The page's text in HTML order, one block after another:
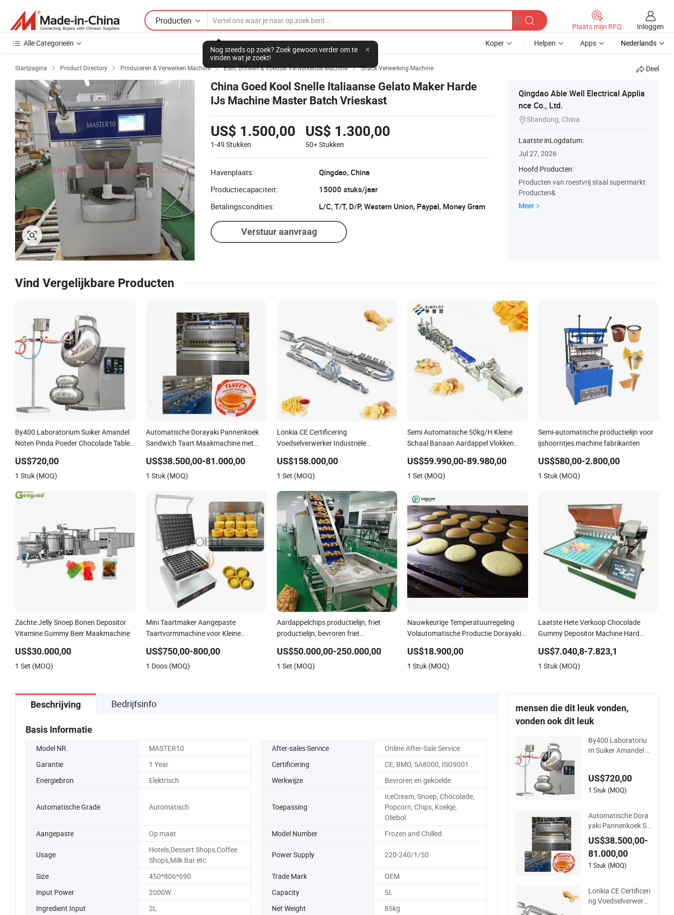
Producten
Nog steeds op zoek? Zoek gewoon verder om te
vinden wat je zoekt!
Plaats mijn RFQ
Inloggen
Alle Categorieën
Koper Helpen Apps Nederlands
Startpagina  Product Directory  Produceren & Verwerken Machine  Eten, Drinken & Voedsel Verwerkende Machine  Snack Verwerking Machine Deel
China Goed Kool Snelle Italiaanse Gelato Maker Harde
IJs Machine Master Batch Vrieskast
US$ 1.500,00
1-49 Stukken
US$ 1.300,00
50+Stukken
Havenplaats:
Qingdao, China
Productiecapaciteit:
15000 stuks/jaar
Betalingscondities:
L/C, T/T, D/P, Western Union, Paypal, Money Gram
Verstuur aanvraag
Qingdao Able Well Electrical Applia
nce Co., Ltd.
Shandong, China
Laatste inLogdatum:
Jul 27, 2026
Hoofd Producten:
Producten van roestvrij staal supermarkt
Producten&
Meer
Vind Vergelijkbare Producten
By400 Laboratorium Suiker Amandel
Noten Pinda Poeder Chocolade Tablet
US$720,00
1 Stuk (MOQ)
Automatische Dorayaki Pannenkoek
Sandwich Taart Maakmachine met
US$38.500,00-81.000,00
1 Stuk (MOQ)
Lonkia CE Certificering
Voedselverwerker Industriële
Frietproductielijn
US$158.000,00
1 Set (MOQ)
Semi Automatische 50kg/H Kleine
Schaal Banaan Aardappel Vlokken
Verwerkingsinstallatie Bevroren Friet
Lijn
US$59.990,00-89.980,00
1 Set (MOQ)
Semi-automatische productielijn voor
ijshoorntjes machine fabrikanten
US$580,00-2.800,00
1 Stuk (MOQ)
Zachte Jelly Snoep Bonen Depositor
Vitamine Gummy Beer Maakmachine
US$30.000,00
1 Set (MOQ)
Mini Taartmaker Aangepaste
Taartvormmachine voor Kleine
US$750,00-800,00
1 Doos (MOQ)
Aardappelchips productielijn, friet
productielijn, bevroren friet
productielijn
US$50.000,00-250.000,00
1 Set (MOQ)
Nauwkeurige Temperatuurregeling
Volautomatische Productie Dorayaki
US$18.900,00
1 Stuk (MOQ)
Laatste Hete Verkoop Chocolade
Gummy Depositor Machine Hard
US$7.040,8-7.823,1
1 Stuk (MOQ)
Beschrijving Bedrijfsinfo
Basis Informatie
Model NR. MASTER10 After-sales Service
Online After-Sale Service
Garantie
1 Year Certificering
CE, BMO, SA8000, ISO9001
Energiebron
Elektrisch Werkwijze Bevroren en gekoelde
Automatische Grade Automatisch Toepassing
IceCream, Snoep, Chocolade,
Popcorn, Chips, Koekje,
Oliebol
Aangepaste
Op maat Model Number Frozen and Chilled
Usage
Hotels,Dessert Shops,Coffee
Shops,Milk Bar etc
Power Supply 220-240/1/50
Size 450*806*690 Trade Mark
OEM
Input Power
2000W Capacity
5L
Ingredient Input
2L Net Weight 85kg
mensen die dit leuk vonden,
vonden ook dit leuk
By400 Laboratoriu
m Suiker Amandel N
m Voedsel Coating
Machine
US$720,00
1 Stuk (MOQ)
Automatische Dora
yaki Pannenkoek Sa
ndwich Taart Maak
machine met Gasov
en
US$38.500,00-
81.000,00
1 Stuk (MOQ)
Lonkia CE Certificeri
ng Voedselverwerke